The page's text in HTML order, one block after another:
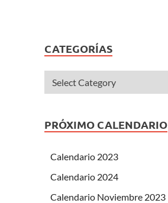
CATEGORÍAS
PRÓXIMO CALENDARIO
Calendario 2023
Calendario 2024
Calendario Noviembre 2023